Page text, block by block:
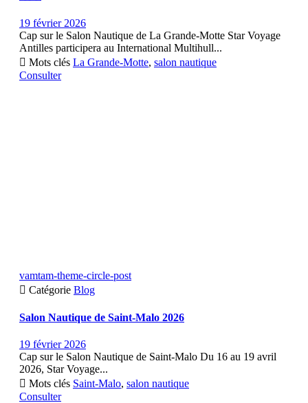
19 février 2026
Cap sur le Salon Nautique de La Grande-Motte Star Voyage
Antilles participera au International Multihull...
 Mots clés La Grande-Motte, salon nautique
Consulter
vamtam-theme-circle-post
 Catégorie Blog
Salon Nautique de Saint-Malo 2026
19 février 2026
Cap sur le Salon Nautique de Saint-Malo Du 16 au 19 avril
2026, Star Voyage...
 Mots clés Saint-Malo, salon nautique
Consulter